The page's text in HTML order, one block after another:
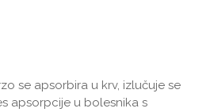
se apsorbira u krv, izlučuje se
apsorpcije u bolesnika s